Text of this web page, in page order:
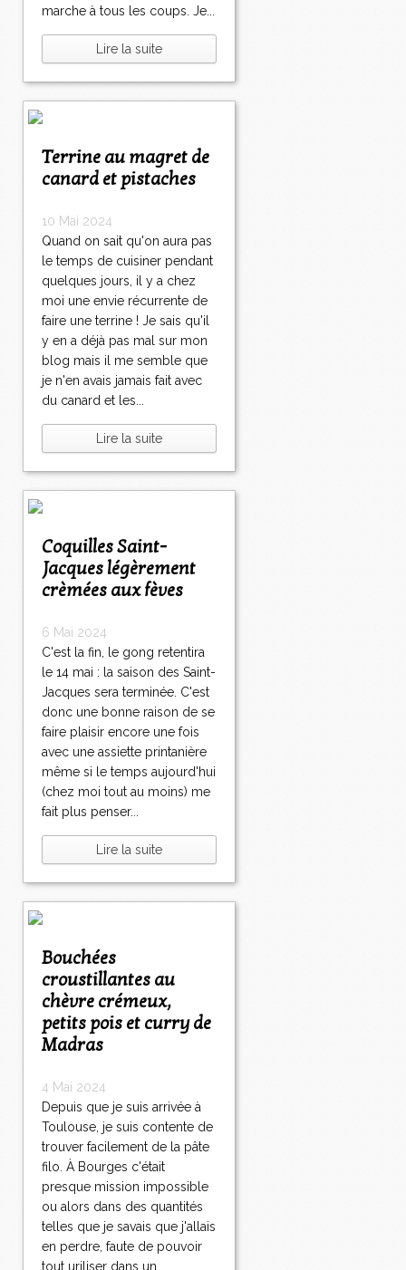
marche à tous les coups. Je...
Lire la suite
Terrine au magret de
canard et pistaches
10 Mai 2024
Quand on sait qu'on aura pas
le temps de cuisiner pendant
quelques jours, il y a chez
moi une envie récurrente de
faire une terrine ! Je sais qu'il
y en a déjà pas mal sur mon
blog mais il me semble que
je n'en avais jamais fait avec
du canard et les...
Lire la suite
Coquilles Saint-
Jacques légèrement
crèmées aux fèves
6 Mai 2024
C'est la fin, le gong retentira
le 14 mai : la saison des Saint-
Jacques sera terminée. C'est
donc une bonne raison de se
faire plaisir encore une fois
avec une assiette printanière
même si le temps aujourd'hui
(chez moi tout au moins) me
fait plus penser...
Lire la suite
Bouchées
croustillantes au
chèvre crémeux,
petits pois et curry de
Madras
4 Mai 2024
Depuis que je suis arrivée à
Toulouse, je suis contente de
trouver facilement de la pâte
filo. À Bourges c'était
presque mission impossible
ou alors dans des quantités
telles que je savais que j'allais
en perdre, faute de pouvoir
tout uriliser dans un...